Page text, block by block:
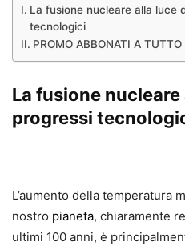
La fusione nucleare alla luce
tecnologici
PROMO ABBONATI A TUTTO
La fusione
progressi
L’aumento della temperatura
nostro pianeta, chiaramente
ultimi 100 anni, è